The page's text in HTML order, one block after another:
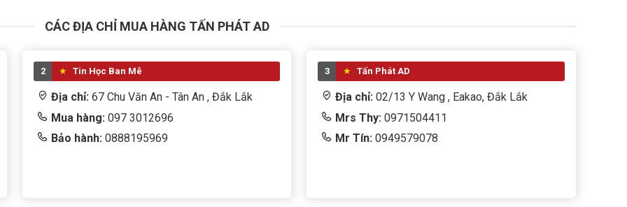
CÁC ĐỊA CHỈ MUA HÀNG TẤN PHÁT AD
2 Tin Học Ban Mê
Địa chỉ: 67 Chu Văn An - Tân An , Đắk Lắk
Mua hàng: 097 3012696
Bảo hành: 0888195969
3 Tấn Phát AD
Địa chỉ:02/13 Y Wang , Eakao, Đắk Lắk
Mrs Thy: 0971504411
Mr Tín: 0949579078